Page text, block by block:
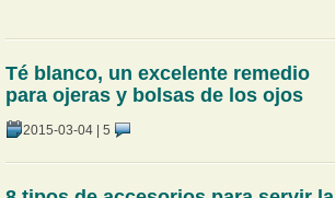
Té blanco, un excelente remedio
para ojeras y bolsas de los ojos
2015-03-04| 5